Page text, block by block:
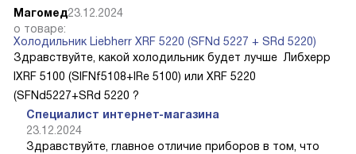
Магомед23.12.2024
о товаре:
Холодильник Liebherr XRF 5220 (SFNd 5227 + SRd 5220)
Здравствуйте, какой холодильник будет лучше Либхерр
IXRF 5100 (SIFNf5108+IRe 5100) или XRF 5220
(SFNd5227+SRd 5220 ?
Специалист интернет-магазина
23.12.2024
Здравствуйте, главное отличие приборов в том, что